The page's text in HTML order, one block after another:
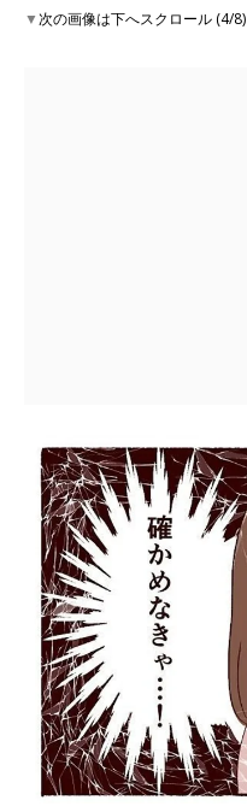
▼次の画像は下へスクロール (4/8)